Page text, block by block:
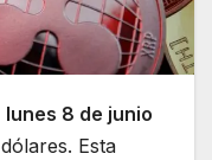
lunes 8 de junio
dólares. Esta